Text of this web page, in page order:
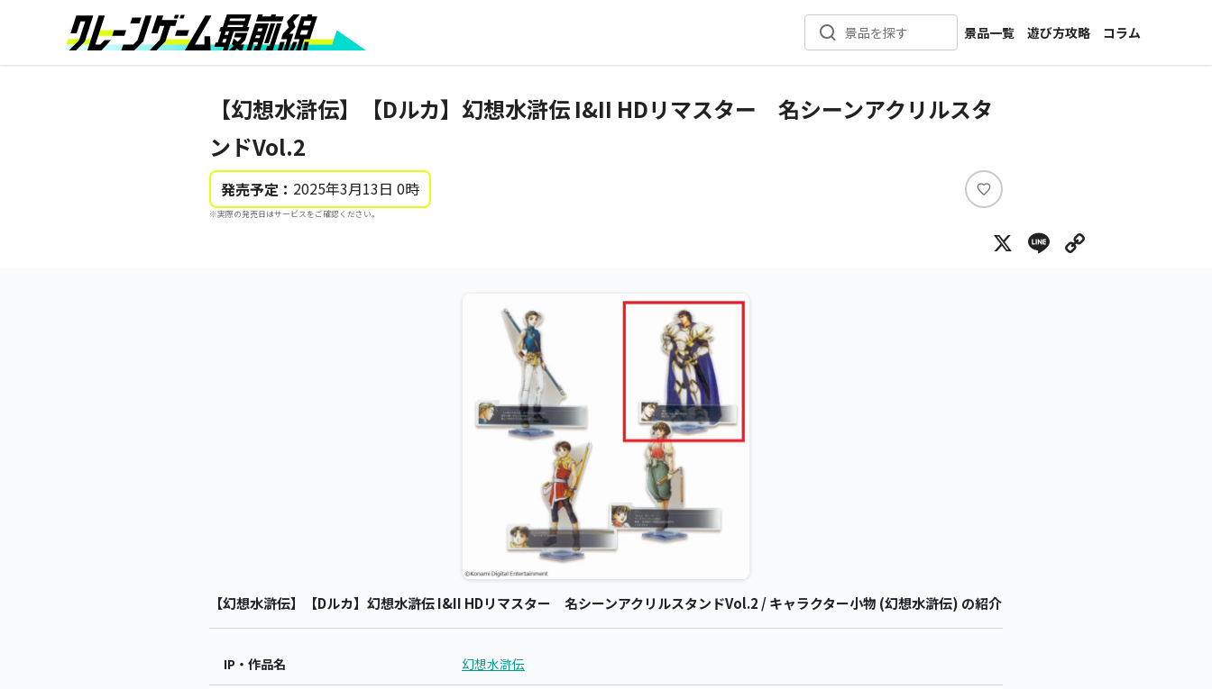
景品を探す
景品一覧
新着景品
カテゴリ一覧
遊び方攻略
コラム
インタビュー
【幻想水滸伝】【Dルカ】幻想水滸伝 I&II HDリマスター 名シーンアクリルスタ
ンドVol.2
発売予定： 2025年3月13日 0時
※実際の発売日はサービスをご確認ください。
い
ね
X Line
【幻想水滸伝】【Dルカ】幻想水滸伝 I&II HDリマスター 名シーンアクリルスタンドVol.2 / キャラクター小物 (幻想水滸伝) の紹介
IP・作品名 幻想水滸伝